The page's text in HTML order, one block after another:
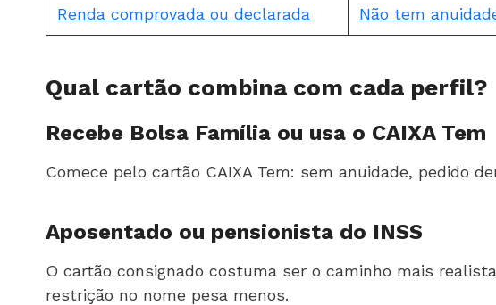
Renda comprovada ou declarada Não tem
Qual cartão combina com cada perfil?
Recebe Bolsa Família ou usa o CAIXA Tem
Comece pelo cartão CAIXA Tem: sem anuidade, pedido
Aposentado ou pensionista do INSS
O cartão consignado costuma ser o caminho mais
restrição no nome pesa menos.